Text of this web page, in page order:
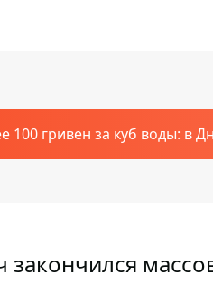
100 гривен за куб воды: в